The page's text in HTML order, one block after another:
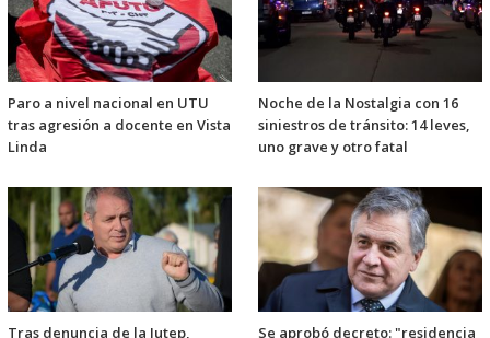
Paro a nivel nacional en UTU
tras agresión a docente en Vista
Linda
Noche de la Nostalgia con 16
siniestros de tránsito: 14 leves,
uno grave y otro fatal
Tras denuncia de la Jutep,
Se aprobó decreto: "residencia